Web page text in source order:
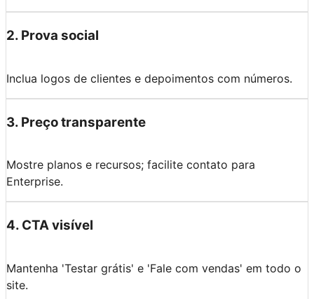
2. Prova social
Inclua logos de clientes e depoimentos com números.
3. Preço transparente
Mostre planos e recursos; facilite contato para
Enterprise.
4. CTA visível
Mantenha 'Testar grátis' e 'Fale com vendas' em todo o
site.